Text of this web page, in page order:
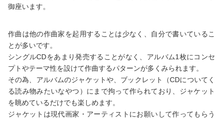
御座います。
作曲は他の作曲家を起用することは少なく、自分で書いているこ
とが多いです。
シングルCDをあまり発売することがなく、アルバム1枚にコンセ
プトやテーマ性を設けて作曲するパターンが多くみられます。
その為、アルバムのジャケットや、ブックレット（CDについてく
る読み物みたいなやつ）にまで拘って作られており、ジャケット
を眺めているだけでも楽しめます。
ジャケットは現代画家・アーティストにお願いして作ってもらう